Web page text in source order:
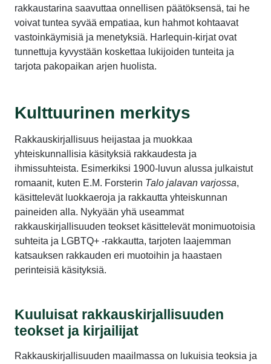
rakkaustarina saavuttaa onnellisen päätöksensä, tai he
voivat tuntea syvää empatiaa, kun hahmot kohtaavat
vastoinkäymisiä ja menetyksiä. Harlequin-kirjat ovat
tunnettuja kyvystään koskettaa lukijoiden tunteita ja
tarjota pakopaikan arjen huolista.
Kulttuurinen merkitys
Rakkauskirjallisuus heijastaa ja muokkaa
yhteiskunnallisia käsityksiä rakkaudesta ja
ihmissuhteista. Esimerkiksi 1900-luvun alussa julkaistut
romaanit, kuten E.M. Forsterin Talo jalavan varjossa,
käsittelevät luokkaeroja ja rakkautta yhteiskunnan
paineiden alla. Nykyään yhä useammat
rakkauskirjallisuuden teokset käsittelevät monimuotoisia
suhteita ja LGBTQ+ -rakkautta, tarjoten laajemman
katsauksen rakkauden eri muotoihin ja haastaen
perinteisiä käsityksiä.
Kuuluisat rakkauskirjallisuuden
teokset ja kirjailijat
Rakkauskirjallisuuden maailmassa on lukuisia teoksia ja